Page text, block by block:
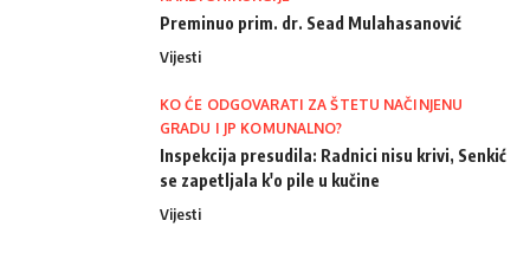
Preminuo prim. dr. Sead Mulahasanović
Vijesti
KO ĆE ODGOVARATI ZA ŠTETU NAČINJENU
GRADU I JP KOMUNALNO?
Inspekcija presudila: Radnici nisu krivi, Senkić
se zapetljala k'o pile u kučine
Vijesti